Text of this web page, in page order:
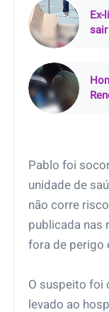
Ex-
Pablo foi
unidade de
não corre
publicada nas
fora de perigo
O suspeito foi
levado ao